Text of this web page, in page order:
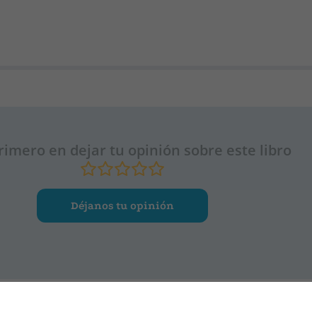
en dejar tu opinión sobre este libro
Déjanos tu opinión